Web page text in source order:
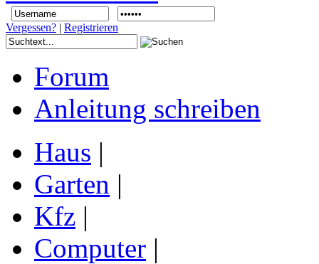
Vergessen? | Registrieren
Forum
Anleitung schreiben
Haus |
Garten |
Kfz |
Computer |